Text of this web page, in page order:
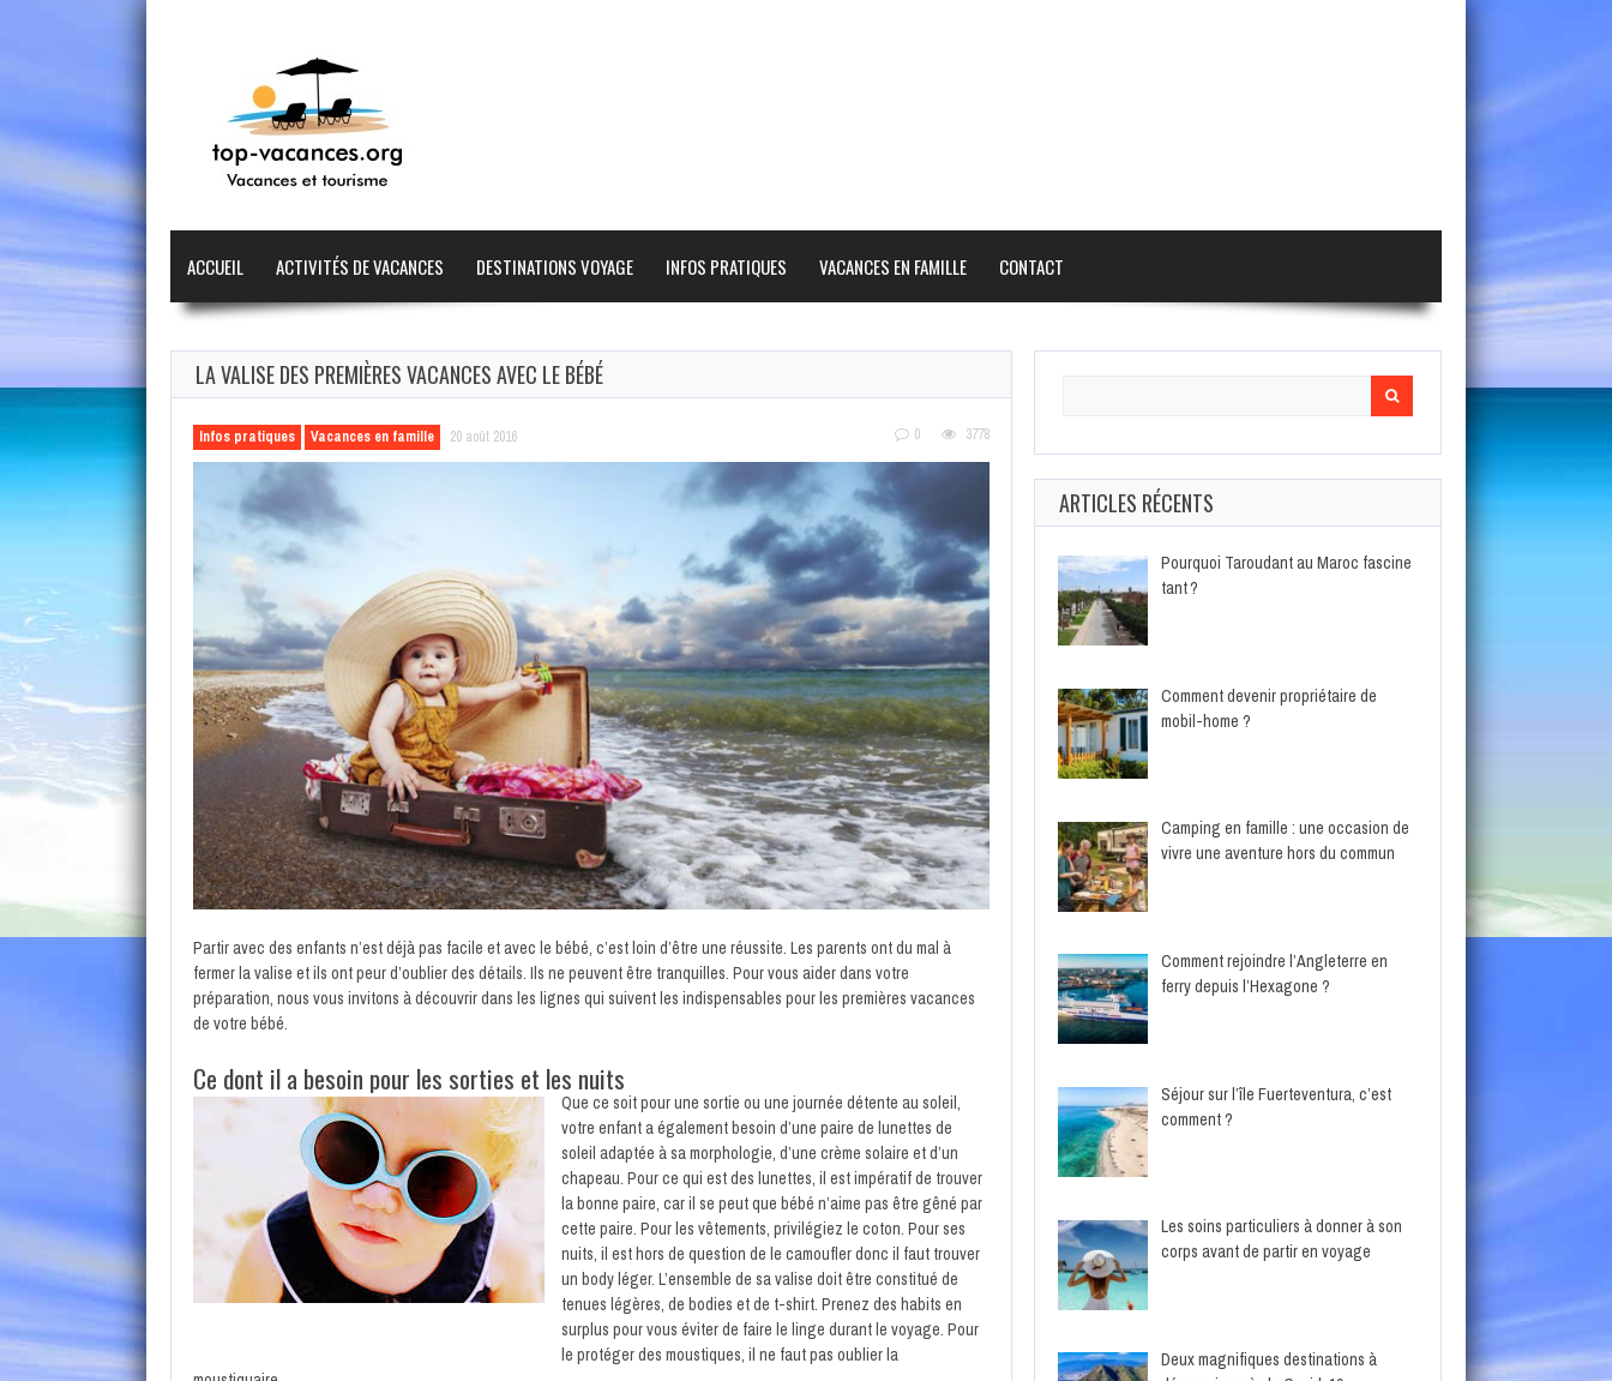
ACCUEIL ACTIVITÉS DE VACANCES DESTINATIONS VOYAGE INFOS PRATIQUES VACANCES EN FAMILLE CONTACT
LA VALISE DES PREMIÈRES VACANCES AVEC LE BÉBÉ
Infos pratiques Vacances en famille 20 août 2016 0 3778
Partir avec des enfants n’est déjà pas facile et avec le bébé, c’est loin d’être une réussite. Les parents ont du mal à
fermer la valise et ils ont peur d’oublier des détails. Ils ne peuvent être tranquilles. Pour vous aider dans votre
préparation, nous vous invitons à découvrir dans les lignes qui suivent les indispensables pour les premières vacances
de votre bébé.
Ce dont il a besoin pour les sorties et les nuits
Que ce soit pour une sortie ou une journée détente au soleil,
votre enfant a également besoin d’une paire de lunettes de
soleil adaptée à sa morphologie, d’une crème solaire et d’un
chapeau. Pour ce qui est des lunettes, il est impératif de trouver
la bonne paire, car il se peut que bébé n’aime pas être gêné par
cette paire. Pour les vêtements, privilégiez le coton. Pour ses
nuits, il est hors de question de le camoufler donc il faut trouver
un body léger. L’ensemble de sa valise doit être constitué de
tenues légères, de bodies et de t-shirt. Prenez des habits en
surplus pour vous éviter de faire le linge durant le voyage. Pour
le protéger des moustiques, il ne faut pas oublier la
ARTICLES RÉCENTS
Pourquoi Taroudant au Maroc fascine
tant ?
Comment devenir propriétaire de
mobil-home ?
Camping en famille : une occasion de
vivre une aventure hors du commun
Comment rejoindre l’Angleterre en
ferry depuis l’Hexagone ?
Séjour sur l’île Fuerteventura, c’est
comment ?
Les soins particuliers à donner à son
corps avant de partir en voyage
Deux magnifiques destinations à